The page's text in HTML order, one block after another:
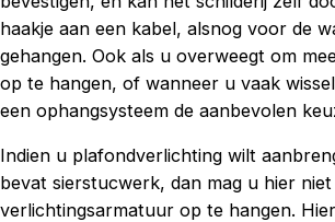
haakje aan een kabel, alsnog voor de
gehangen. Ook als u overweegt om
op te hangen, of wanneer u vaak
een ophangsysteem de aanbevolen
Indien u plafondverlichting wilt
bevat sierstucwerk, dan mag u hier
verlichtingsarmatuur op te hangen.